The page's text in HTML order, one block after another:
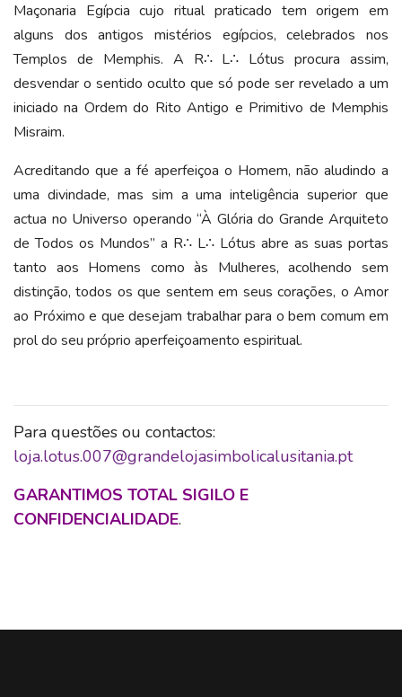
Maçonaria Egípcia cujo ritual praticado tem origem em
alguns dos antigos mistérios egípcios, celebrados nos
Templos de Memphis. A R∴ L∴ Lótus procura assim,
desvendar o sentido oculto que só pode ser revelado a um
iniciado na Ordem do Rito Antigo e Primitivo de Memphis
Misraim.
Acreditando que a fé aperfeiçoa o Homem, não aludindo a
uma divindade, mas sim a uma inteligência superior que
actua no Universo operando “À Glória do Grande Arquiteto
de Todos os Mundos” a R∴ L∴ Lótus abre as suas portas
tanto aos Homens como às Mulheres, acolhendo sem
distinção, todos os que sentem em seus corações, o Amor
ao Próximo e que desejam trabalhar para o bem comum em
prol do seu próprio aperfeiçoamento espiritual.
Para questões ou contactos:
loja.lotus.007@grandelojasimbolicalusitania.pt
GARANTIMOS TOTAL SIGILO E
CONFIDENCIALIDADE.